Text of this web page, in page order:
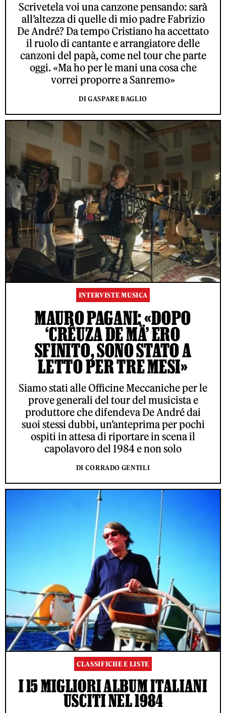
Scrivetela voi una canzone pensando: sarà
all’altezza di quelle di mio padre Fabrizio
De André? Da tempo Cristiano ha accettato
il ruolo di cantante e arrangiatore delle
canzoni del papà, come nel tour che parte
oggi. «Ma ho per le mani una cosa che
vorrei proporre a Sanremo»
DI GASPARE BAGLIO
INTERVISTE MUSICA
MAURO PAGANI: «DOPO
‘CRÊUZA DE MÄ’ ERO
SFINITO, SONO STATO A
LETTO PER TRE MESI»
Siamo stati alle Officine Meccaniche per le
prove generali del tour del musicista e
produttore che difendeva De André dai
suoi stessi dubbi, un’anteprima per pochi
ospiti in attesa di riportare in scena il
capolavoro del 1984 e non solo
DI CORRADO GENTILI
CLASSIFICHE E LISTE
I 15 MIGLIORI ALBUM ITALIANI
USCITI NEL 1984